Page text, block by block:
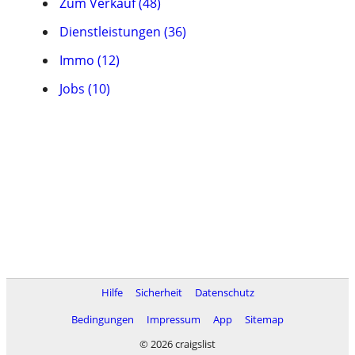
Dienstleistungen (36)
Immo (12)
Jobs (10)
Hilfe Sicherheit
Datenschutz
Bedingungen
Impressum App
Sitemap
© 2026 craigslist